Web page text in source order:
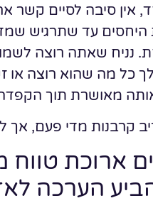
אין סיבה לסיים
עד שתרגיש
נניח שאתה רוצה
כל מה שהוא רוצה או
מאושרת תוך
קרבנות מדי פעם,
ארוכת טווח
הערכה